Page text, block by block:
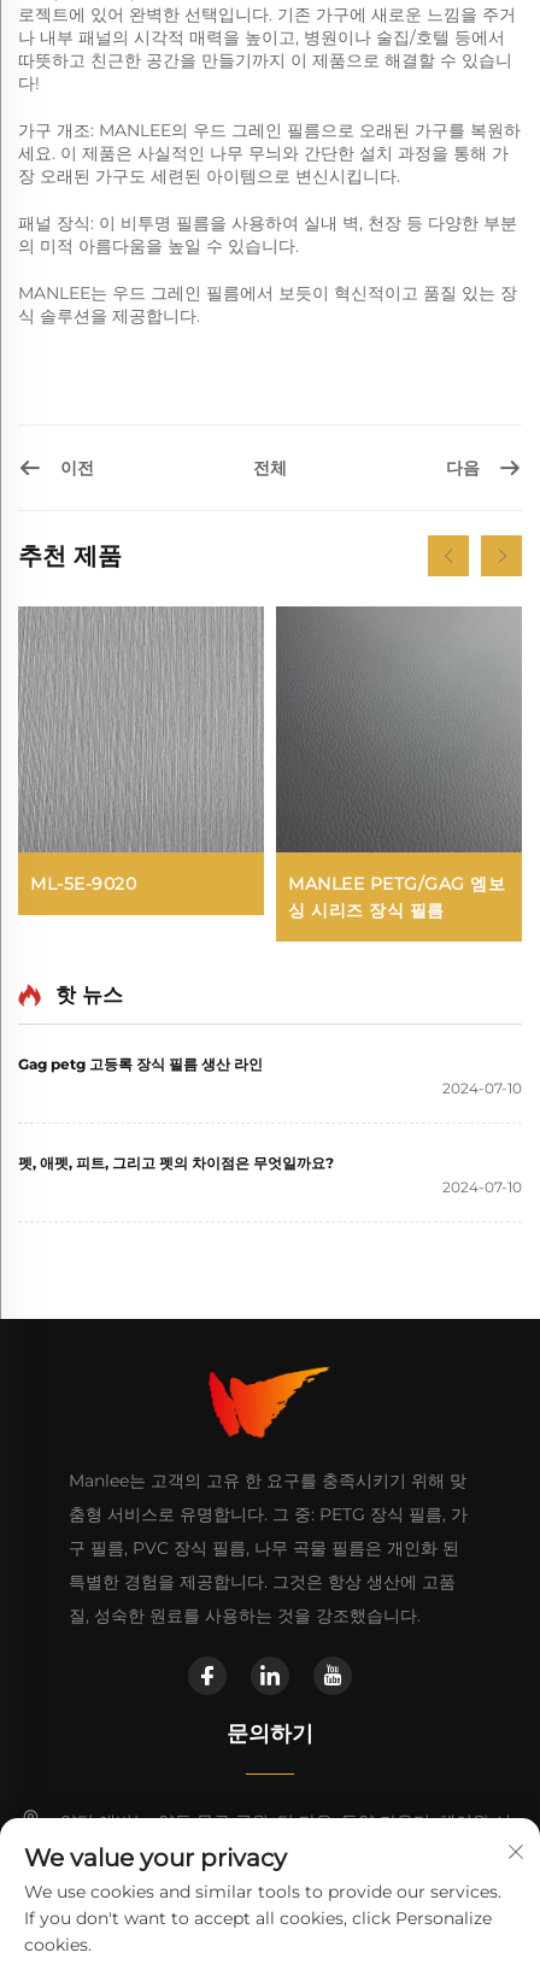
로젝트에 있어 완벽한 선택입니다. 기존 가구에 새로운 느낌을 주거
나 내부 패널의 시각적 매력을 높이고, 병원이나 술집/호텔 등에서
따뜻하고 친근한 공간을 만들기까지 이 제품으로 해결할 수 있습니
다!
가구 개조: MANLEE의 우드 그레인 필름으로 오래된 가구를 복원하
세요. 이 제품은 사실적인 나무 무늬와 간단한 설치 과정을 통해 가
장 오래된 가구도 세련된 아이템으로 변신시킵니다.
패널 장식: 이 비투명 필름을 사용하여 실내 벽, 천장 등 다양한 부분
의 미적 아름다움을 높일 수 있습니다.
MANLEE는 우드 그레인 필름에서 보듯이 혁신적이고 품질 있는 장
식 솔루션을 제공합니다.
이전 전체 다음
추천 제품
ML-5E-9020
MANLEE PETG/GAG 엠보
싱 시리즈 장식 필름
핫 뉴스
Gag petg 고등록 장식 필름 생산 라인
2024-07-10
펫, 애펫, 피트, 그리고 펫의 차이점은 무엇일까요?
2024-07-10
Manlee는 고객의 고유 한 요구를 충족시키기 위해 맞
춤형 서비스로 유명합니다. 그 중: PETG 장식 필름, 가
구 필름, PVC 장식 필름, 나무 곡물 필름은 개인화 된
특별한 경험을 제공합니다. 그것은 항상 생산에 고품
질, 성숙한 원료를 사용하는 것을 강조했습니다.
문의하기
양탄 애비뉴, 양동 물류 공원, 탄 타운, 동양 카운티, 헤이완 시
+86 13923680051
[email protected]
We value your privacy
We use cookies and similar tools to provide our services.
If you don't want to accept all cookies, click Personalize
cookies.